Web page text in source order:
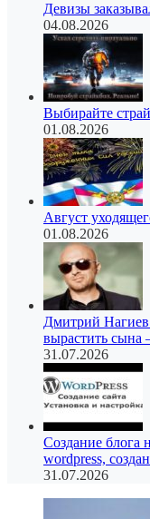
Девизы
04.08.2026
Выбирайте
01.08.2026
Август
01.08.2026
Дмитрий
вырастить сына
31.07.2026
Создание блога
wordpress,
31.07.2026